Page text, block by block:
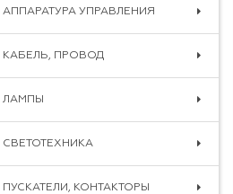
АППАРАТУРА УПРАВЛЕНИЯ
КАБЕЛЬ, ПРОВОД
ЛАМПЫ
СВЕТОТЕХНИКА
ПУСКАТЕЛИ, КОНТАКТОРЫ